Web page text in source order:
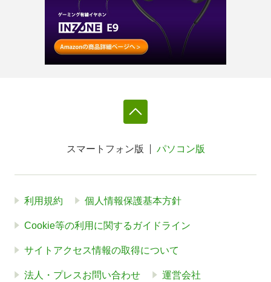
スマートフォン版 パソコン版
利用規約 個人情報保護基本方針
Cookie等の利用に関するガイドライン
サイトアクセス情報の取得について
法人・プレスお問い合わせ 運営会社